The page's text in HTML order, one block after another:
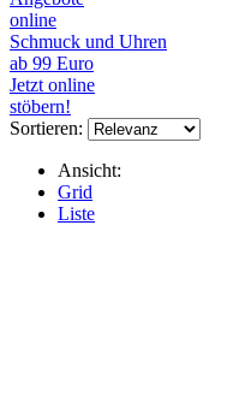
online
Schmuck und Uhren
ab 99 Euro
Jetzt online
stöbern!
Sortieren:
Ansicht:
Grid
Liste